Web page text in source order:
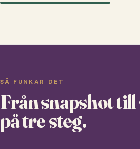
SÅ FUNKAR DET
Från snapshot
på tre steg.